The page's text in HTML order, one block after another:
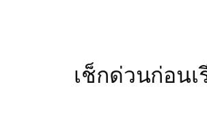
เช็กด่วนก่อนเ